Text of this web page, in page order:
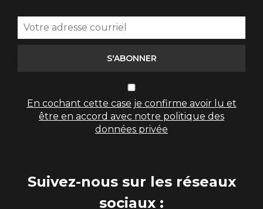
S'ABONNER
En cochant cette case je confirme avoir lu et
être en accord avec notre politique des
données privée
Suivez-nous sur les réseaux
sociaux :